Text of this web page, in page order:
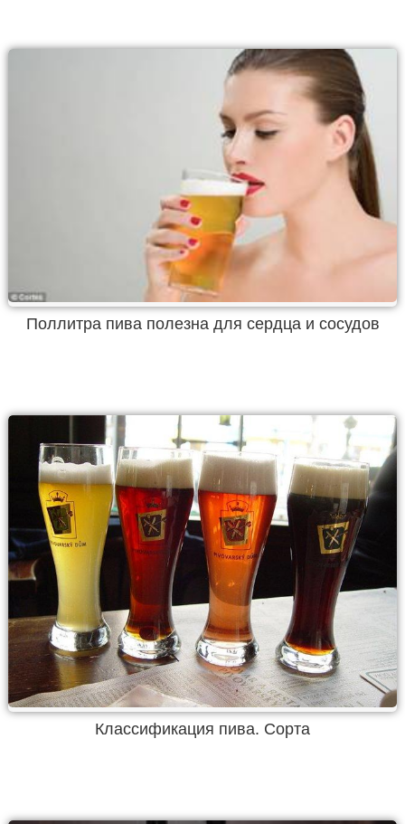
Поллитра пива полезна для сердца и сосудов
Классификация пива. Сорта